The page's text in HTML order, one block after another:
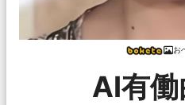
お
AI有